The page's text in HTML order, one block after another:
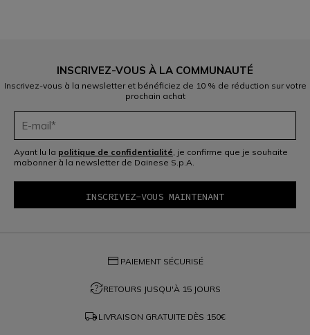
INSCRIVEZ-VOUS À LA COMMUNAUTÉ
Inscrivez-vous à la newsletter et bénéficiez de 10 % de réduction sur votre
prochain achat
Ayant lu la politique de confidentialité, je confirme que je souhaite
mabonner à la newsletter de Dainese S.p.A.
credit_card PAIEMENT SÉCURISÉ
question_exchangeRETOURS JUSQU'À 15 JOURS
local_shipping LIVRAISON GRATUITE DÈS 150€